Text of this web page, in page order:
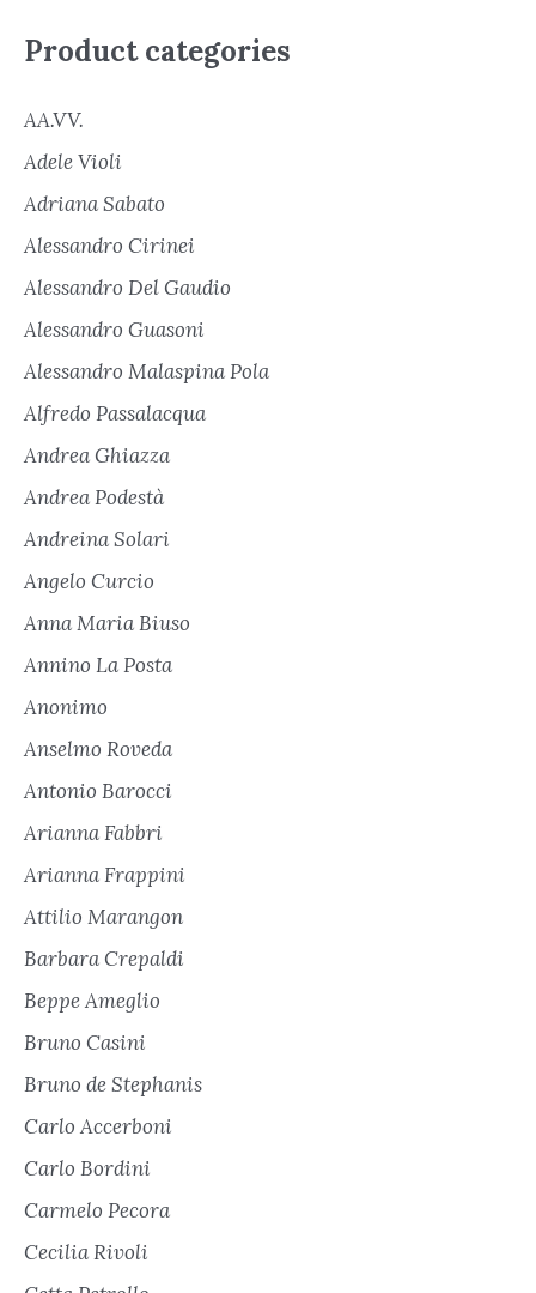
Product categories
AA.VV.
Adele Violi
Adriana Sabato
Alessandro Cirinei
Alessandro Del Gaudio
Alessandro Guasoni
Alessandro Malaspina Pola
Alfredo Passalacqua
Andrea Ghiazza
Andrea Podestà
Andreina Solari
Angelo Curcio
Anna Maria Biuso
Annino La Posta
Anonimo
Anselmo Roveda
Antonio Barocci
Arianna Fabbri
Arianna Frappini
Attilio Marangon
Barbara Crepaldi
Beppe Ameglio
Bruno Casini
Bruno de Stephanis
Carlo Accerboni
Carlo Bordini
Carmelo Pecora
Cecilia Rivoli